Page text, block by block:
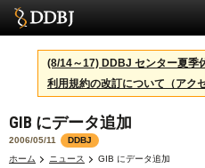
サービス
スパコン
統計
活動
(8/14～17) DDBJ センター夏季
利用規約の改訂について（アク
GIB にデータ追加
2006/05/11
DDBJ
ホーム
ニュース GIB にデータ追加